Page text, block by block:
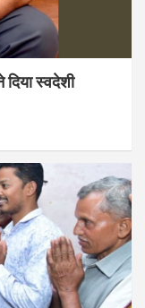
स्वदेशी